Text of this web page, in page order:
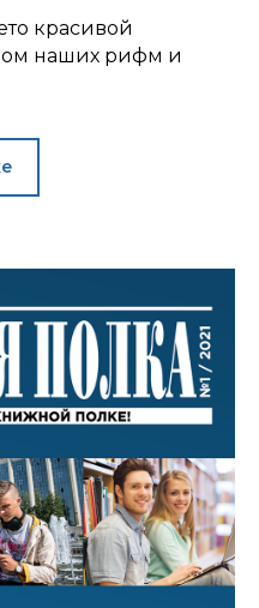
красивой
наших рифм и